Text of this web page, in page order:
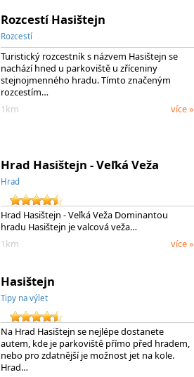
Rozcestí Hasištejn
Rozcestí
Turistický rozcestník s názvem Hasištejn se
nachází hned u parkoviště u zříceniny
stejnojmenného hradu. Tímto značeným
rozcestím…
1km
více »
Hrad Hasištejn - Veľká Veža
Hrad
Hrad Hasištejn - Veľká Veža Dominantou
hradu Hasištejn je valcová veža…
1km
více »
Hasištejn
Tipy na výlet
Na Hrad Hasištejn se nejlépe dostanete
autem, kde je parkoviště přímo před hradem,
nebo pro zdatnější je možnost jet na kole.
Hrad…